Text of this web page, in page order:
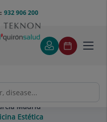
932 906 200
Madrid
Estética